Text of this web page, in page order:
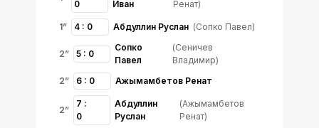
0
Иван
Ренат)
1” 4 : 0 Абдуллин Руслан (Сопко Павел)
2” 5 : 0
Сопко
Павел
(Сеничев
Владимир)
2”
6 : 0 Ажымамбетов Ренат
2”
7 :
0
Абдуллин
Руслан
(Ажымамбетов
Ренат)